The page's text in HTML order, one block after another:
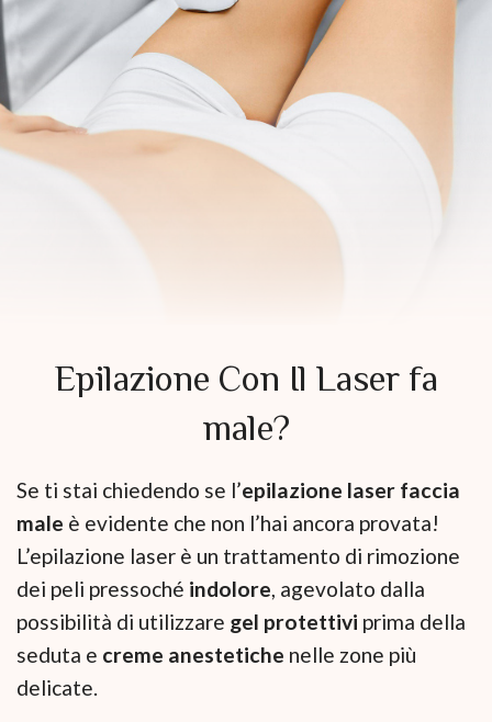
Epilazione Con Il Laser fa
male?
Se ti stai chiedendo se l’epilazione laser faccia
male è evidente che non l’hai ancora provata!
L’epilazione laser è un trattamento di rimozione
dei peli pressoché indolore , agevolato dalla
possibilità di utilizzare gel protettivi prima della
seduta e creme anestetiche nelle zone più
delicate.